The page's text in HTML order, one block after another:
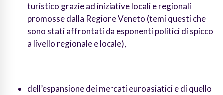
turistico grazie ad iniziative locali e regionali
promosse dalla Regione Veneto (temi questi che
sono stati affrontati da esponenti politici di spicco
a livello regionale e locale),
dell’espansione dei mercati euroasiatici e di quello